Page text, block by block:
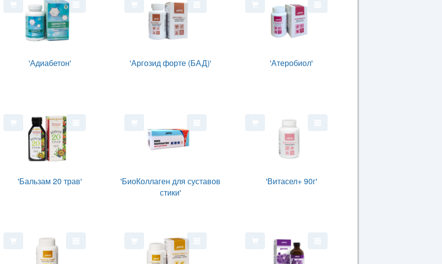
'Адиабетон' 'Аргозид форте (БАД)' 'Атеробиол'
'Бальзам 20 трав'
'БиоКоллаген для суставов
стики'
'Витасел+ 90г'